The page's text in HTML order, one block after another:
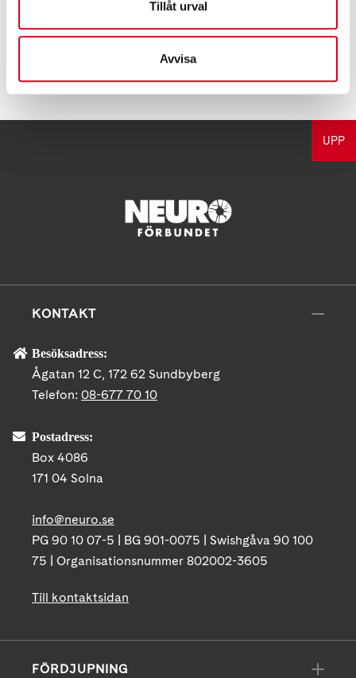
Tillåt urval
Avvisa
UPP
KONTAKT
Besöksadress:
Ågatan 12 C, 172 62 Sundbyberg
Telefon: 08-677 70 10
Postadress:
Box 4086
171 04 Solna
info@neuro.se
PG 90 10 07-5 | BG 901-0075 | Swishgåva 90 100
75 | Organisationsnummer 802002-3605
Till kontaktsidan
FÖRDJUPNING